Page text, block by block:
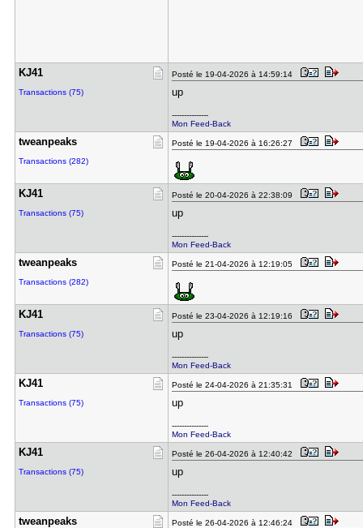
KJ41
Transactions (75)
Posté le 19-04-2026 à 14:59:14
up
---------------
Mon Feed-Back
tweanpeaks
Transactions (282)
Posté le 19-04-2026 à 16:26:27
KJ41
Transactions (75)
Posté le 20-04-2026 à 22:38:09
up
---------------
Mon Feed-Back
tweanpeaks
Transactions (282)
Posté le 21-04-2026 à 12:19:05
KJ41
Transactions (75)
Posté le 23-04-2026 à 12:19:16
up
---------------
Mon Feed-Back
KJ41
Transactions (75)
Posté le 24-04-2026 à 21:35:31
up
---------------
Mon Feed-Back
KJ41
Transactions (75)
Posté le 26-04-2026 à 12:40:42
up
---------------
Mon Feed-Back
tweanpeaks Posté le 26-04-2026 à 12:46:24